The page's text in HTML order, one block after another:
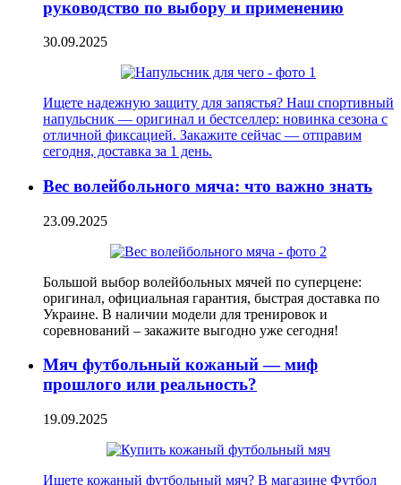
руководство по выбору и применению
30.09.2025
Ищете надежную защиту для запястья? Наш спортивный
напульсник — оригинал и бестселлер: новинка сезона с
отличной фиксацией. Закажите сейчас — отправим
сегодня, доставка за 1 день.
Вес волейбольного мяча: что важно знать
23.09.2025
Большой выбор волейбольных мячей по суперцене:
оригинал, официальная гарантия, быстрая доставка по
Украине. В наличии модели для тренировок и
соревнований – закажите выгодно уже сегодня!
Мяч футбольный кожаный — миф
прошлого или реальность?
19.09.2025
Ищете кожаный футбольный мяч? В магазине Футбол